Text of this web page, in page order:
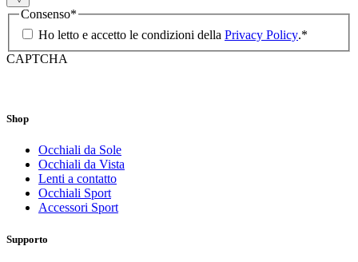
Consenso*
Ho letto e accetto le condizioni della Privacy Policy.*
CAPTCHA
Shop
Occhiali da Sole
Occhiali da Vista
Lenti a contatto
Occhiali Sport
Accessori Sport
Supporto